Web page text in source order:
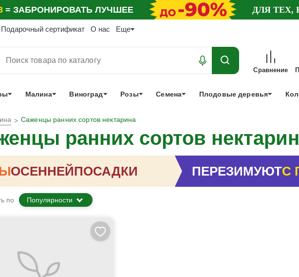
= ЗАБРОНИРОВАТЬ ЛУЧШЕЕ ДЛЯ ТЕХ,
Подарочный сертификат О нас Еще
Сравнение
Малина Виноград Розы Семена Плодовые деревья
Саженцы ранних сортов нектарина
ранних сортов
ОСЕННЕЙПОСАДКИ ПЕРЕЗИМУЮТС
по Популярности